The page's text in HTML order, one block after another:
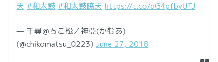
天 #和太鼓 #和太鼓暁天 https://t.co/dG4pfbyUTJ
— 千尋＠ちこ松／神亞(かむあ)
(@chikomatsu_0223)June 27, 2018